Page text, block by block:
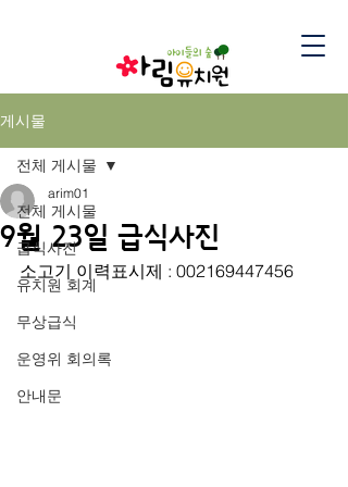
게시물
전체 게시물
급식사진
유치원 회계
무상급식
운영위 회의록
안내문
전체 게시물
9월 23일 급식사진
arim01
소고기 이력표시제 : 002169447456